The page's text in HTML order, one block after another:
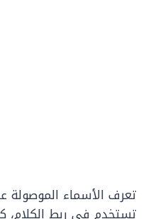
تعرف الأسماء الموصولة
تستخدم في ربط الكلام،